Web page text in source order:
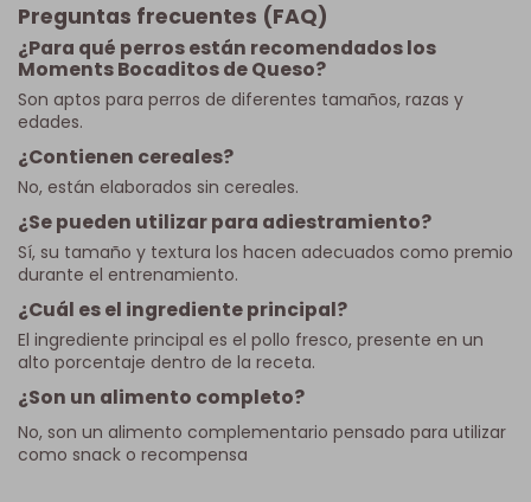
Preguntas frecuentes (FAQ)
¿Para qué perros están recomendados los
Moments Bocaditos de Queso?
Son aptos para perros de diferentes tamaños, razas y
edades.
¿Contienen cereales?
No, están elaborados sin cereales.
¿Se pueden utilizar para adiestramiento?
Sí, su tamaño y textura los hacen adecuados como premio
durante el entrenamiento.
¿Cuál es el ingrediente principal?
El ingrediente principal es el pollo fresco, presente en un
alto porcentaje dentro de la receta.
¿Son un alimento completo?
No, son un alimento complementario pensado para utilizar
como snack o recompensa